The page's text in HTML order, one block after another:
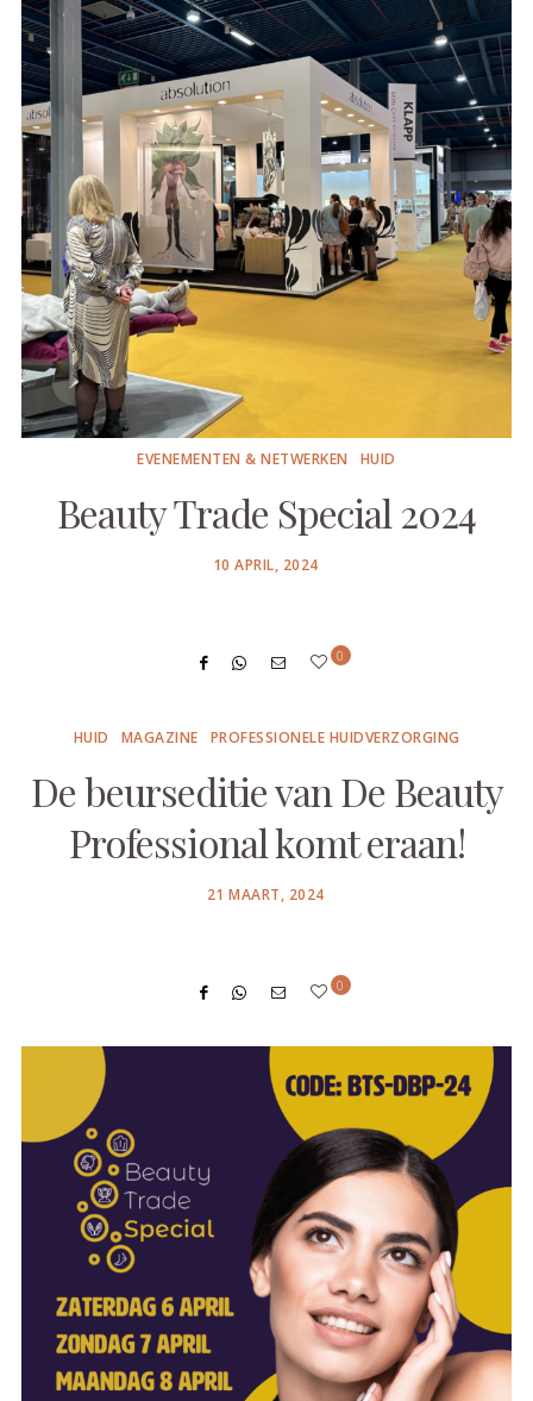
EVENEMENTEN & NETWERKEN HUID
Beauty Trade Special 2024
POSTED
10 APRIL, 2024
0
HUID MAGAZINE PROFESSIONELE HUIDVERZORGING
De beurseditie van De Beauty
Professional komt eraan!
POSTED
21 MAART, 2024
0